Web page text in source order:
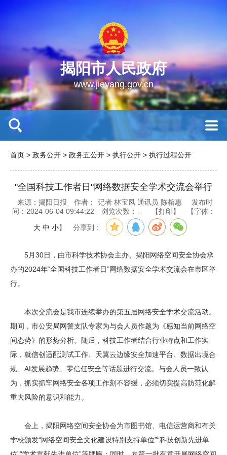
揭阳市人民政府
www.jieyang.gov.cn
首页 > 政务公开 > 政务五公开 > 执行公开 > 执行过程公开
"全国科技工作者日"网络数据安全学术交流会举行
来源：揭阳日报 作者： 记者 林宝凤 通讯员 陈榕惠
发布时
间：2024-06-04 09:44:22
浏览次数： - 【打印】 【字体：
大 中 小】 分享到：
5月30日，由市科学技术协会主办、揭阳网络空间安全协会承
办的2024年“全国科技工作者日”网络数据安全学术交流会在市区举
行。
本次交流会是我市连续举办的第五届网络安全学术交流活动。
期间，市公安局网警支队专家为与会人员作题为《感知当前网络空
间态势》的形势分析。随后，科技工作者结合行业特点和工作实
际，就信创适配测试工作、天翼云边缘安全加速平台、数据出境合
规、AI发展趋势、零信任安全等话题进行交流。与会人员一致认
为，抓实抓牢网络安全各项工作刻不容缓，必须切实提高防范化解
重大风险的意识和能力。
会上，揭阳网络空间安全协会为市图书馆、电信运营商和有关
学校颁发“网络空间安全文化建设特别支持单位”“科技创新先进单